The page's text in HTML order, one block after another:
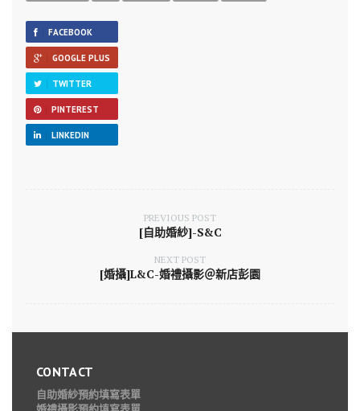
FACEBOOK
GOOGLE PLUS
TWITTER
PINTEREST
LINKEDIN
PREVIOUS POST
[自助婚紗]-S&C
NEXT POST
[婚攝]L&C-婚禮攝影＠新店彭園
CONTACT
自助婚紗預約填寫表單